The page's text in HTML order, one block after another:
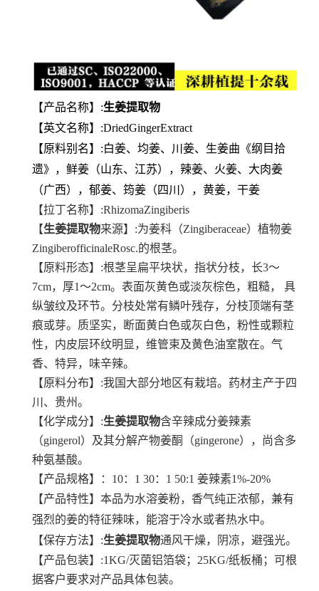
【产品名称】:生姜提取物
【英文名称】:DriedGingerExtract
【原料别名】:白姜、均姜、川姜、生姜曲《纲目拾
遗》，鲜姜（山东、江苏），辣姜、火姜、大肉姜
（广西），郁姜、筠姜（四川），黄姜，干姜
【拉丁名称】:RhizomaZingiberis
【生姜提取物来源】:为姜科（Zingiberaceae）植物姜
ZingiberofficinaleRosc.的根茎。
【原料形态】:根茎呈扁平块状，指状分枝，长3～
7cm，厚1～2cm。表面灰黄色或淡灰棕色，粗糙， 具
纵皱纹及环节。分枝处常有鳞叶残存，分枝顶端有茎
痕或芽。质坚实，断面黄白色或灰白色，粉性或颗粒
性，内皮层环纹明显，维管束及黄色油室散在。气
香、特异，味辛辣。
【原料分布】:我国大部分地区有栽培。药材主产于四
川、贵州。
【化学成分】:生姜提取物含辛辣成分姜辣素
（gingerol）及其分解产物姜酮（gingerone），尚含多
种氨基酸。
【产品规格】：10：1 30：1 50:1 姜辣素1%-20%
【产品特性】本品为水溶姜粉，香气纯正浓郁，兼有
强烈的姜的特征辣味，能溶于冷水或者热水中。
【保存方法】:生姜提取物通风干燥，阴凉，避强光。
【产品包装】:1KG/灭菌铝箔袋；25KG/纸板桶；可根
据客户要求对产品具体包装。